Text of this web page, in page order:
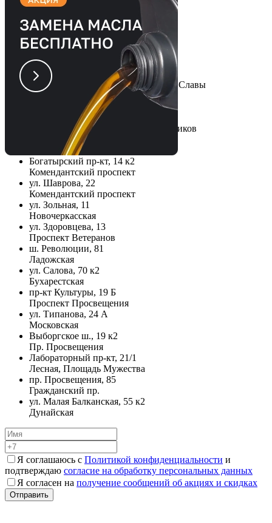
Записаться на сервис
Белградская ул., 9А
Купчино, Звездная, Дунайская, Пр. Славы
1-й верхний переулок, 10
Кудрово, пр-кт Строителей, 25 с2
Улица Дыбенко, Проспект Большевиков
ул. Школьная, 85
Беговая, Старая деревня
Богатырский пр-кт, 14 к2
Комендантский проспект
ул. Шаврова, 22
Комендантский проспект
ул. Зольная, 11
Новочеркасская
ул. Здоровцева, 13
Проспект Ветеранов
ш. Революции, 81
Ладожская
ул. Салова, 70 к2
Бухарестская
пр-кт Культуры, 19 Б
Проспект Просвещения
ул. Типанова, 24 А
Московская
Выборгское ш., 19 к2
Пр. Просвещения
Лабораторный пр-кт, 21/1
Лесная, Площадь Мужества
пр. Просвещения, 85
Гражданский пр.
ул. Малая Балканская, 55 к2
Дунайская
Я соглашаюсь с Политикой конфиденциальности и
подтверждаю согласие на обработку персональных данных
Я согласен на получение сообщений об акциях и скидках